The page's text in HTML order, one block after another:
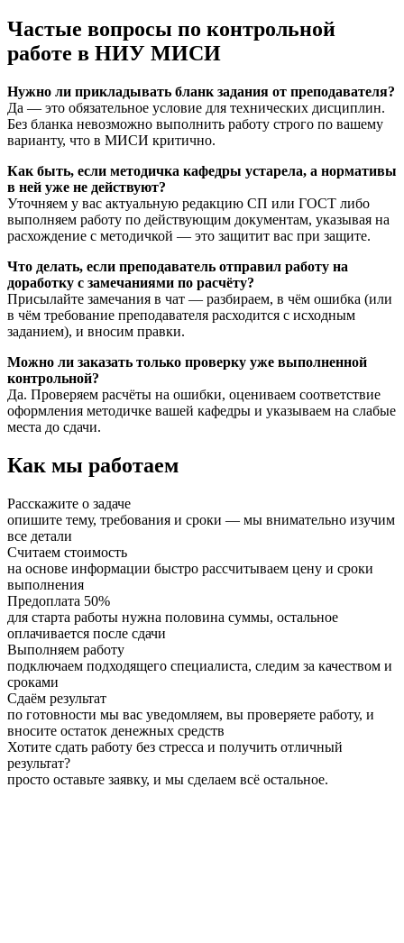
Частые вопросы по контрольной
работе в НИУ МИСИ
Нужно ли прикладывать бланк задания от преподавателя?
Да — это обязательное условие для технических дисциплин.
Без бланка невозможно выполнить работу строго по вашему
варианту, что в МИСИ критично.
Как быть, если методичка кафедры устарела, а нормативы
в ней уже не действуют?
Уточняем у вас актуальную редакцию СП или ГОСТ либо
выполняем работу по действующим документам, указывая на
расхождение с методичкой — это защитит вас при защите.
Что делать, если преподаватель отправил работу на
доработку с замечаниями по расчёту?
Присылайте замечания в чат — разбираем, в чём ошибка (или
в чём требование преподавателя расходится с исходным
заданием), и вносим правки.
Можно ли заказать только проверку уже выполненной
контрольной?
Да. Проверяем расчёты на ошибки, оцениваем соответствие
оформления методичке вашей кафедры и указываем на слабые
места до сдачи.
Как мы работаем
Расскажите о задаче
опишите тему, требования и сроки — мы внимательно изучим
все детали
Считаем стоимость
на основе информации быстро рассчитываем цену и сроки
выполнения
Предоплата 50%
для старта работы нужна половина суммы, остальное
оплачивается после сдачи
Выполняем работу
подключаем подходящего специалиста, следим за качеством и
сроками
Сдаём результат
по готовности мы вас уведомляем, вы проверяете работу, и
вносите остаток денежных средств
Хотите сдать работу без стресса и получить отличный
результат?
просто оставьте заявку, и мы сделаем всё остальное.